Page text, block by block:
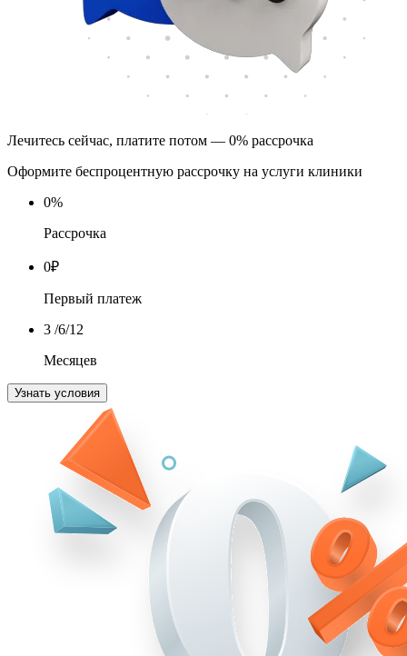
Лечитесь сейчас, платите потом — 0% рассрочка
Оформите беспроцентную рассрочку на услуги клиники
0%
Рассрочка
0₽
Первый платеж
3 /6/12
Месяцев
Узнать условия